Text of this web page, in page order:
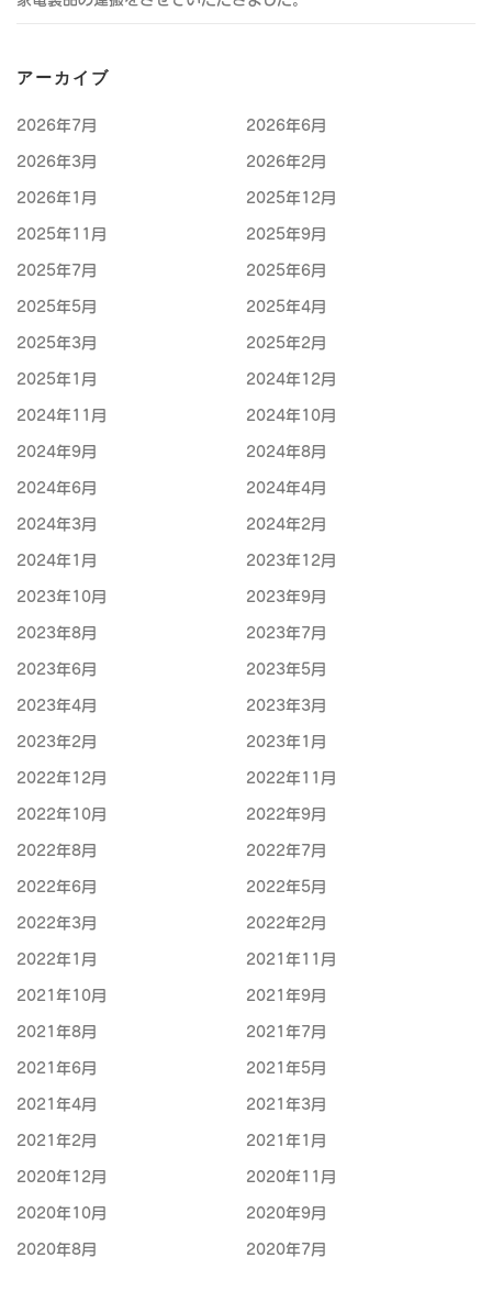
アーカイブ
2026年7月 2026年6月
2026年3月 2026年2月
2026年1月 2025年12月
2025年11月 2025年9月
2025年7月 2025年6月
2025年5月 2025年4月
2025年3月 2025年2月
2025年1月 2024年12月
2024年11月 2024年10月
2024年9月 2024年8月
2024年6月 2024年4月
2024年3月 2024年2月
2024年1月 2023年12月
2023年10月 2023年9月
2023年8月 2023年7月
2023年6月 2023年5月
2023年4月 2023年3月
2023年2月 2023年1月
2022年12月 2022年11月
2022年10月 2022年9月
2022年8月 2022年7月
2022年6月 2022年5月
2022年3月 2022年2月
2022年1月 2021年11月
2021年10月 2021年9月
2021年8月 2021年7月
2021年6月 2021年5月
2021年4月 2021年3月
2021年2月 2021年1月
2020年12月 2020年11月
2020年10月 2020年9月
2020年8月 2020年7月